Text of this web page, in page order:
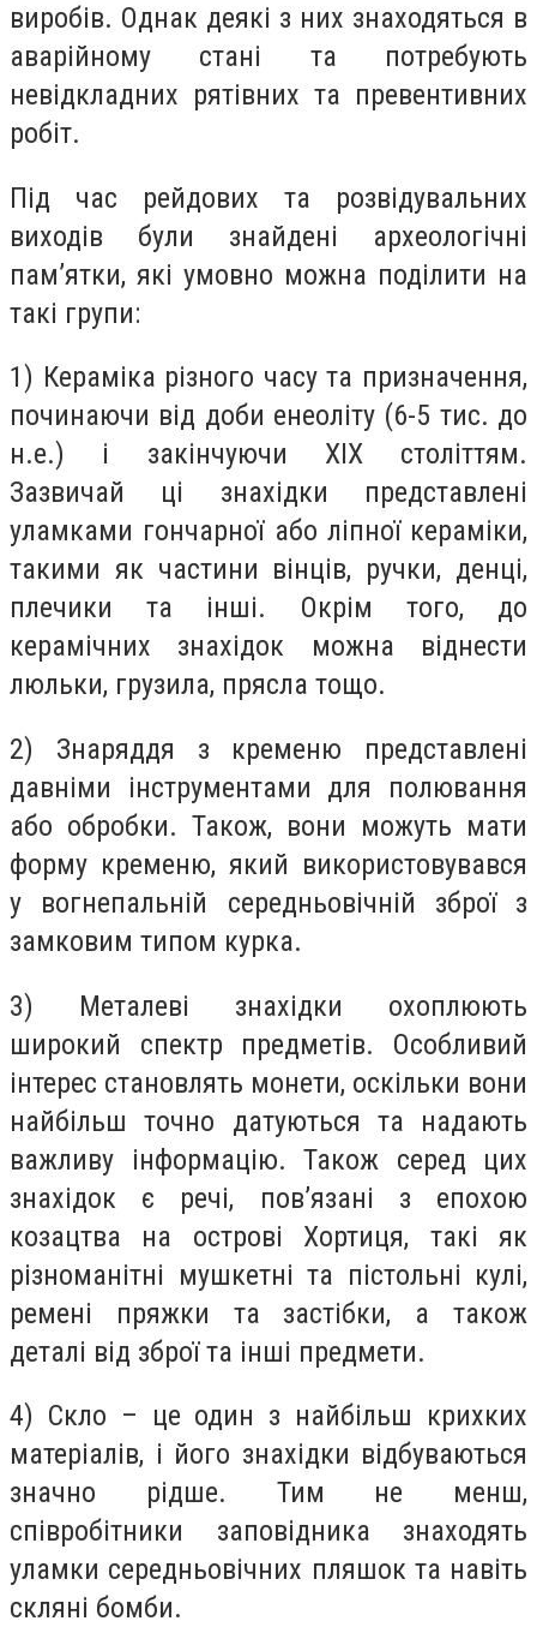
виробів. Однак деякі з них знаходяться в
аварійному стані та потребують
невідкладних рятівних та превентивних
робіт.
Під час рейдових та розвідувальних
виходів були знайдені археологічні
пам’ятки, які умовно можна поділити на
такі групи:
1) Кераміка різного часу та призначення,
починаючи від доби енеоліту (6-5 тис. до
н.е.) і закінчуючи ХІХ століттям.
Зазвичай ці знахідки представлені
уламками гончарної або ліпної кераміки,
такими як частини вінців, ручки, денці,
плечики та інші. Окрім того, до
керамічних знахідок можна віднести
люльки, грузила, прясла тощо.
2) Знаряддя з кременю представлені
давніми інструментами для полювання
або обробки. Також, вони можуть мати
форму кременю, який використовувався
у вогнепальній середньовічній зброї з
замковим типом курка.
3) Металеві знахідки охоплюють
широкий спектр предметів. Особливий
інтерес становлять монети, оскільки вони
найбільш точно датуються та надають
важливу інформацію. Також серед цих
знахідок є речі, пов’язані з епохою
козацтва на острові Хортиця, такі як
різноманітні мушкетні та пістольні кулі,
ремені пряжки та застібки, а також
деталі від зброї та інші предмети.
4) Скло – це один з найбільш крихких
матеріалів, і його знахідки відбуваються
значно рідше. Тим не менш,
співробітники заповідника знаходять
уламки середньовічних пляшок та навіть
скляні бомби.